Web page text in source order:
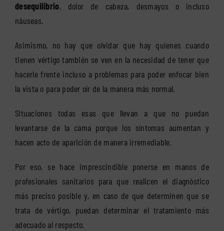
desequilibrio, dolor de cabeza, desmayos o incluso
náuseas.
Asimismo, no hay que olvidar que hay quienes cuando
tienen vértigo también se ven en la necesidad de tener que
hacerle frente incluso a problemas para poder enfocar bien
la vista o para poder oír de la manera más normal.
Situaciones todas esas que llevan a que no puedan
levantarse de la cama porque los síntomas aumentan y
hacen acto de aparición de manera irremediable.
Por eso, se hace imprescindible ponerse en manos de
profesionales sanitarios para que realicen el diagnóstico
más preciso posible y, en caso de que determinen que se
trata de vértigo, puedan determinar el tratamiento más
adecuado al respecto.